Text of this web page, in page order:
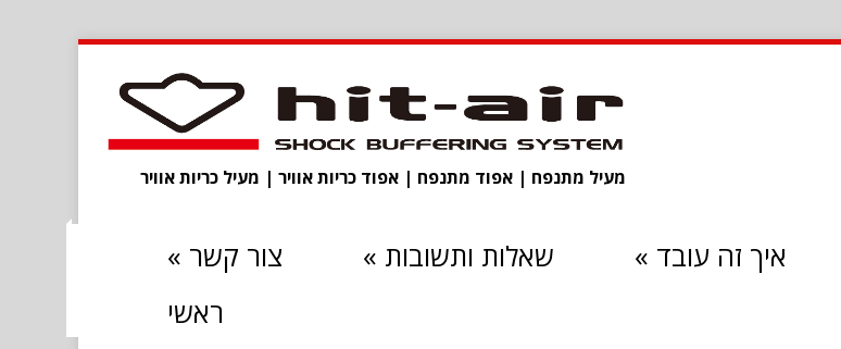
מעיל מתנפח | אפוד מתנפח | אפוד כריות אוויר | מעיל כריות אוויר
צור קשר » שאלות ותשובות » איך זה עובד »
ראשי